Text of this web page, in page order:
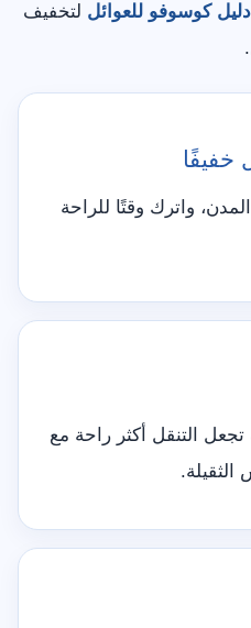
دليل كوسوفو للعوائل لتخفيف
خفيفًا
واترك وقتًا للراحة
التنقل أكثر راحة مع
الثقيلة.